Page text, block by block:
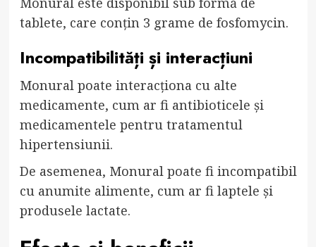
tablete, care conțin 3 grame de fosfomycin.
Incompatibilități și interacțiuni
Monural poate interacționa cu alte
medicamente, cum ar fi antibioticele și
medicamentele pentru tratamentul
hipertensiunii.
De asemenea, Monural poate fi incompatibil
cu anumite alimente, cum ar fi laptele și
produsele lactate.